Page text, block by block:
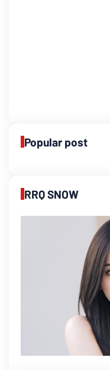
Popular post
RRQ SNOW